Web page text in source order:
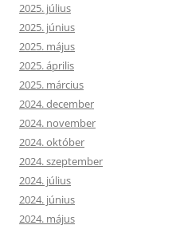
2025. július
2025. június
2025. május
2025. április
2025. március
2024. december
2024. november
2024. október
2024. szeptember
2024. július
2024. június
2024. május